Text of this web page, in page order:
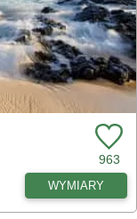
963
WYMIARY